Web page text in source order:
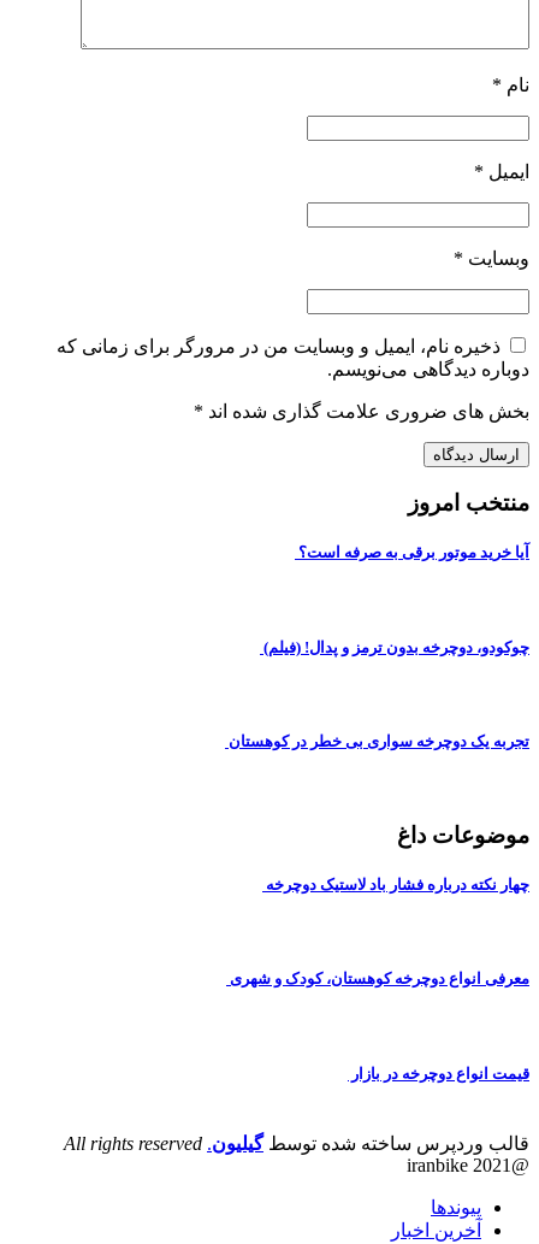
نام *
ایمیل *
وبسایت *
ذخیره نام، ایمیل و وبسایت من در مرورگر برای زمانی که
دوباره دیدگاهی می‌نویسم.
بخش های ضروری علامت گذاری شده اند *
منتخب امروز
آیا خرید موتور برقی به صرفه است؟
چوکودو، دوچرخه بدون ترمز و پدال! (فیلم)
تجربه یک دوچرخه سواری بی خطر در کوهستان
موضوعات داغ
چهار نکته درباره فشار باد لاستیک دوچرخه
معرفی انواع دوچرخه کوهستان، کودک و شهری
قیمت انواع دوچرخه در بازار
قالب وردپرس ساخته شده توسطگیلیون.
All rights reserved
@iranbike 2021
پیوندها
آخرین اخبار